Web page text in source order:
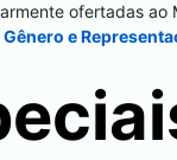
ofertadas ao
e